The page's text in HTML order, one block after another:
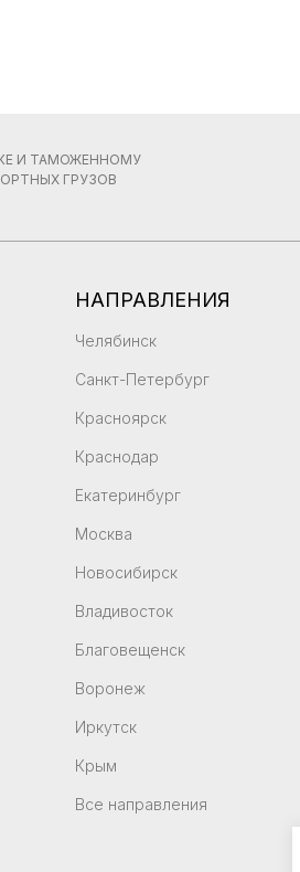
И ТАМОЖЕННОМУ
ГРУЗОВ
Челябинск
Санкт-Петербург
Красноярск
Краснодар
Екатеринбург
Москва
Новосибирск
Владивосток
Благовещенск
Воронеж
Иркутск
Крым
Все направления
НАПРАВЛЕНИЯ